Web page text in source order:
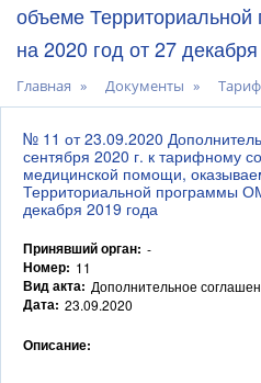
объеме
на 2020 год от 27
Главная Документы
№ 11 от 23.09.2020
сентября 2020 г. к тарифному
медицинской помощи,
Территориальной программы
декабря 2019 года
Принявший орган: -
Номер: 11
Вид акта: Дополнительное
Дата: 23.09.2020
Описание: